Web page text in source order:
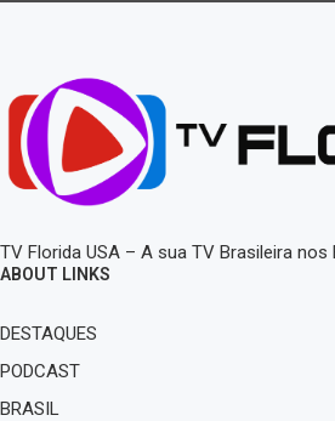
TV Florida USA – A sua TV Brasileira nos
ABOUT LINKS
DESTAQUES
PODCAST
BRASIL